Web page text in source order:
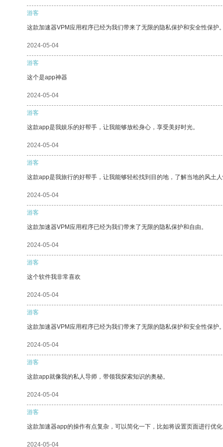
游客
这款加速器VPM应用程序已经为我们带来了无限的隐私保护和安全性保护
2024-05-04
游客
这个是app神器
2024-05-04
游客
这款app是我娱乐的好帮手，让我能够放松身心，享受美好时光。
2024-05-04
游客
这款app是我旅行的好帮手，让我能够轻松找到目的地，了解当地的风土
2024-05-04
游客
这款加速器VPM应用程序已经为我们带来了无限的隐私保护和自由。
2024-05-04
游客
这个软件我非常喜欢
2024-05-04
游客
这款加速器VPM应用程序已经为我们带来了无限的隐私保护和安全性保护
2024-05-04
游客
这款app就像我的私人导师，带领我探索知识的奥秘。
2024-05-04
游客
这款加速器app的操作有点复杂，可以简化一下，比如将设置页面进行优
2024-05-04